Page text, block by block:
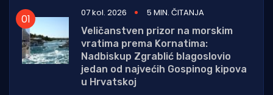
07 kol. 2026
5 MIN. ČITANJA
Veličanstven prizor na morskim
vratima prema Kornatima:
Nadbiskup Zgrablić blagoslovio
jedan od najvećih Gospinog kipova
u Hrvatskoj